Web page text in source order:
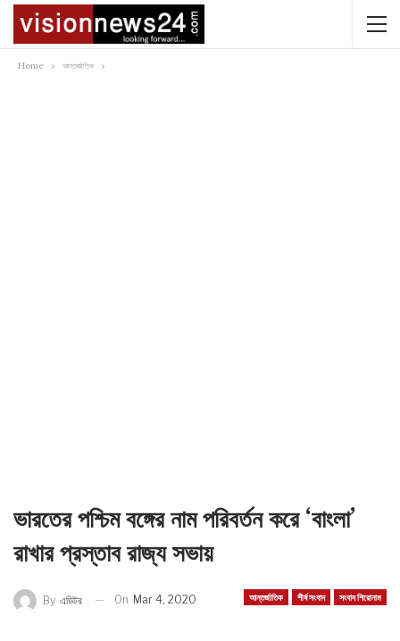
Home আন্তর্জাতিক
ভারতের পশ্চিম বঙ্গের নাম পরিবর্তন করে ‘বাংলা’
রাখার প্রস্তাব রাজ্য সভায়
আন্তর্জাতিক শীর্ষ সংবাদ সংবাদ শিরোনাম
By এডিটর On Mar 4, 2020